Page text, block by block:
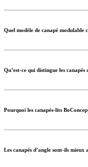
Quel modèle de canapé modulable
Qu’est-ce qui distingue les canapés
Pourquoi les canapés-lits
Les canapés d’angle sont-ils mieux